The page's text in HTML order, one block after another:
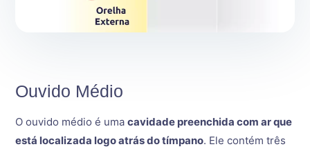
Ouvido Médio
O ouvido médio é umacavidade preenchida com ar que
está localizada logo atrás do tímpano. Ele contém três